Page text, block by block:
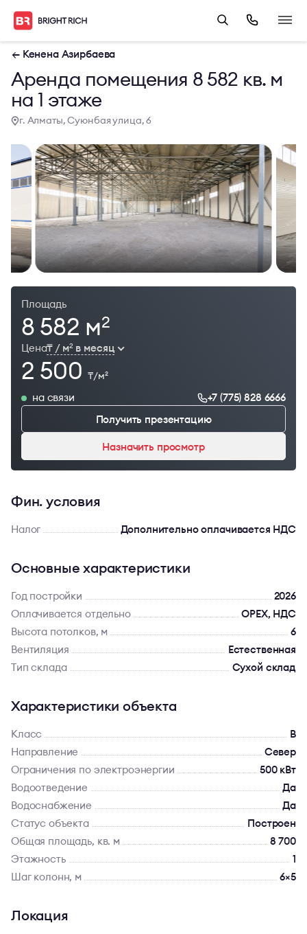
← Кенена Азирбаева
Аренда помещения 8 582 кв. м
на 1 этаже
г. Алматы, Суюнбая улица, 6
Площадь
8 582 м2
Цена₸ / м2в месяц
2 500 ₸/м2
на связи
+7 (775) 828 6666
Получить презентацию
Назначить просмотр
Фин. условия
Налог Дополнительно оплачивается НДС
Основные характеристики
Год постройки
2026
Оплачивается отдельно
OPEX, НДС
Высота потолков, м
6
Вентиляция
Естественная
Тип склада
Сухой склад
Характеристики объекта
Класс
B
Направление
Север
Ограничения по электроэнергии
500 кВт
Водоотведение
Да
Водоснабжение
Да
Статус объекта
Построен
Общая площадь, кв. м
8 700
Этажность
1
Шаг колонн, м
6×5
Локация